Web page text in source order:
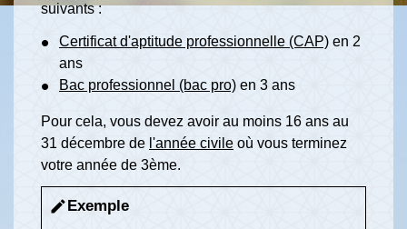
suivants :
Certificat d'aptitude professionnelle (CAP) en 2
ans
Bac professionnel (bac pro) en 3 ans
Pour cela, vous devez avoir au moins 16 ans au
31 décembre de l'année civile où vous terminez
votre année de 3ème.
editExemple